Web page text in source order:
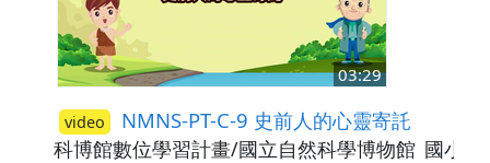
03:29
video NMNS-PT-C-9 史前人的心靈寄託
科博館數位學習計畫/國立自然科學博物館 國小3-